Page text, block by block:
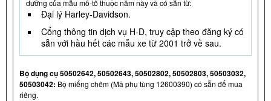
dưỡng của mẫu mô-tô thuộc năm này và có sẵn từ:
Đại lý Harley-Davidson.
Cổng thông tin dịch vụ H-D, truy cập theo đăng ký có
sẵn với hầu hết các mẫu xe từ 2001 trở về sau.
Bộ dụng cụ 50502642, 50502643, 50502802, 50502803, 50503032,
50503042: Bộ miếng chêm (Mã phụ tùng 12600390) có sẵn để mua
riêng.